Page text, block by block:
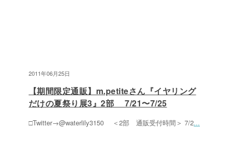
2011年06月25日
【期間限定通販】m.petiteさん『イヤリング
だけの夏祭り展3』2部 7/21〜7/25
□Twitter→@waterlily3150 ＜2部 通販受付時間＞ 7/2...